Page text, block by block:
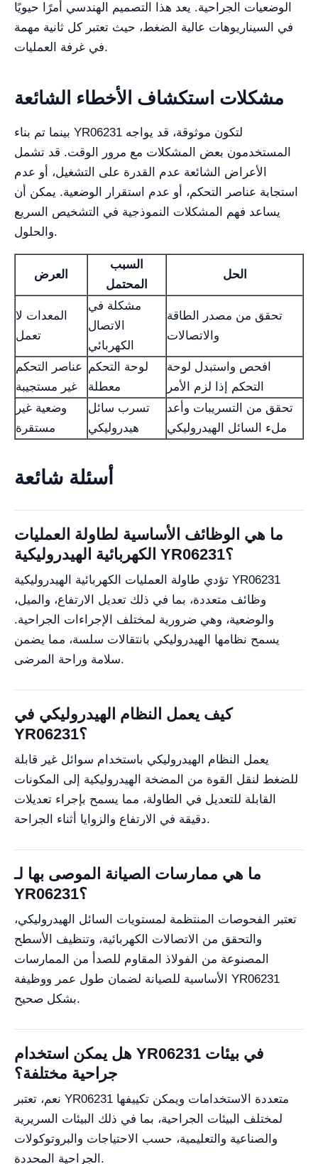
الوضعيات الجراحية. يعد هذا التصميم الهندسي أمرًا حيويًا
في السيناريوهات عالية الضغط، حيث تعتبر كل ثانية مهمة
في غرفة العمليات.
مشكلات استكشاف الأخطاء الشائعة
بينما تم بناء YR06231 لتكون موثوقة، قد يواجه
المستخدمون بعض المشكلات مع مرور الوقت. قد تشمل
الأعراض الشائعة عدم القدرة على التشغيل، أو عدم
استجابة عناصر التحكم، أو عدم استقرار الوضعية. يمكن أن
يساعد فهم المشكلات النموذجية في التشخيص السريع
والحلول.
العرض
السبب
المحتمل
الحل
المعدات لا
تعمل
مشكلة في
الاتصال
الكهربائي
تحقق من مصدر الطاقة
والاتصالات
عناصر التحكم
غير مستجيبة
لوحة التحكم
معطلة
افحص واستبدل لوحة
التحكم إذا لزم الأمر
وضعية غير
مستقرة
تسرب سائل
هيدروليكي
تحقق من التسريبات وأعد
ملء السائل الهيدروليكي
أسئلة شائعة
ما هي الوظائف الأساسية لطاولة العمليات
الكهربائية الهيدروليكية YR06231؟
تؤدي طاولة العمليات الكهربائية الهيدروليكية YR06231
وظائف متعددة، بما في ذلك تعديل الارتفاع، والميل،
والوضعية، وهي ضرورية لمختلف الإجراءات الجراحية.
يسمح نظامها الهيدروليكي بانتقالات سلسة، مما يضمن
سلامة وراحة المرضى.
كيف يعمل النظام الهيدروليكي في
YR06231؟
يعمل النظام الهيدروليكي باستخدام سوائل غير قابلة
للضغط لنقل القوة من المضخة الهيدروليكية إلى المكونات
القابلة للتعديل في الطاولة، مما يسمح بإجراء تعديلات
دقيقة في الارتفاع والزوايا أثناء الجراحة.
ما هي ممارسات الصيانة الموصى بها لـ
YR06231؟
تعتبر الفحوصات المنتظمة لمستويات السائل الهيدروليكي،
والتحقق من الاتصالات الكهربائية، وتنظيف الأسطح
المصنوعة من الفولاذ المقاوم للصدأ من الممارسات
الأساسية للصيانة لضمان طول عمر ووظيفة YR06231
بشكل صحيح.
هل يمكن استخدام YR06231 في بيئات
جراحية مختلفة؟
نعم، تعتبر YR06231 متعددة الاستخدامات ويمكن تكييفها
لمختلف البيئات الجراحية، بما في ذلك البيئات السريرية
والصناعية والتعليمية، حسب الاحتياجات والبروتوكولات
الجراحية المحددة.